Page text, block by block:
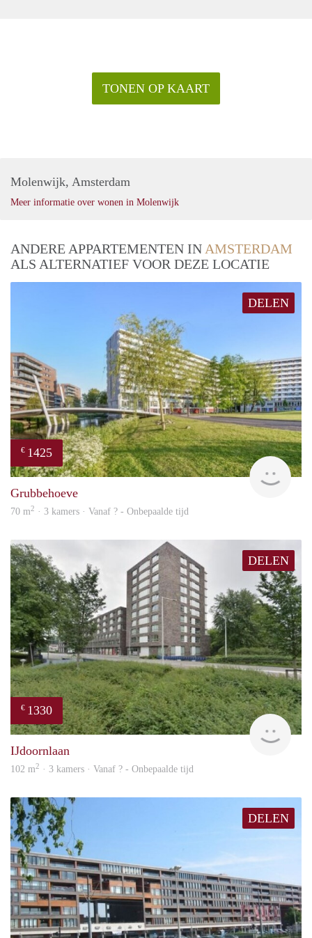
TONEN OP KAART
Molenwijk, Amsterdam
Meer informatie over wonen in Molenwijk
ANDERE APPARTEMENTEN IN AMSTERDAM
ALS ALTERNATIEF VOOR DEZE LOCATIE
DELEN
€ 1425
Grubbehoeve
70 m2 · 3 kamers · Vanaf ? - Onbepaalde tijd
DELEN
€ 1330
rent
IJdoornlaan
102 m2 · 3 kamers · Vanaf ? - Onbepaalde tijd
DELEN